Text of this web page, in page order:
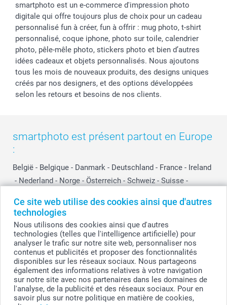
Ce site web utilise des cookies ainsi que d'autres
technologies
Nous utilisons des cookies ainsi que d'autres
technologies (telles que l'intelligence artificielle) pour
analyser le trafic sur notre site web, personnaliser nos
contenus et publicités et proposer des fonctionnalités
disponibles sur les réseaux sociaux. Nous partageons
également des informations relatives à votre navigation
sur notre site avec nos partenaires dans les domaines de
l'analyse, de la publicité et des réseaux sociaux. Pour en
savoir plus sur notre politique en matière de cookies,
smartphoto est un e-commerce d'impression photo
digitale qui offre toujours plus de choix pour un cadeau
personnalisé fun à créer, fun à offrir : mug photo, t-shirt
personnalisé, coque iphone, photo sur toile, calendrier
photo, pêle-mêle photo, stickers photo et bien d’autres
idées cadeaux et objets personnalisés. Nous ajoutons
tous les mois de nouveaux produits, des designs uniques
créés par nos designers, et des options développées
selon les retours et besoins de nos clients.
smartphoto est présent partout en Europe
:
België - Belgique - Danmark - Deutschland - France - Ireland
- Nederland - Norge - Österreich - Schweiz - Suisse -
Other Countries
© smartphoto group. Tous droits réservés
smartphoto group SA.
Siège social : Kwatrechtsteenweg 160, 9230 Wetteren, Belgique
Numéro de TVA BE 0405.706.755
Tous les prix sont en EURO (€), TVA incluse et hors frais de port.